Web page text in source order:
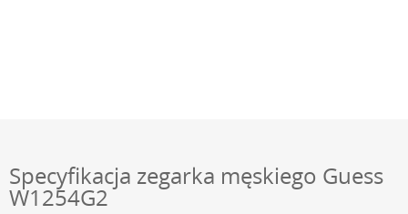
Specyfikacja zegarka męskiego Guess
W1254G2